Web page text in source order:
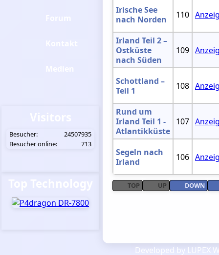
Irische See
nach Norden
110
Irland Teil 2 –
Ostküste
nach Süden
109
Schottland –
Teil 1
108
Rund um
Irland Teil 1 -
Atlantikküste
107
Segeln nach
Irland
106
TOP UP DOWN
Besucher:
24507935
Besucher online:
713
Developed by LUPEX